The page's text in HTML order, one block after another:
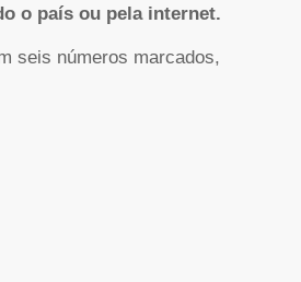
o país ou pela internet.
seis números marcados,